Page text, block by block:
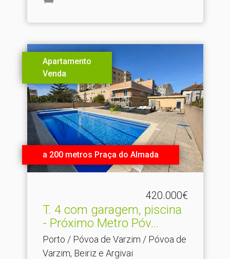
Apartamento
Venda
a 200 metros Praça do Almada
420.000€
T.​ 4 com garagem, piscina
- Próximo Metro Póv...
Porto / Póvoa de Varzim / Póvoa de
Varzim, Beiriz e Argivai